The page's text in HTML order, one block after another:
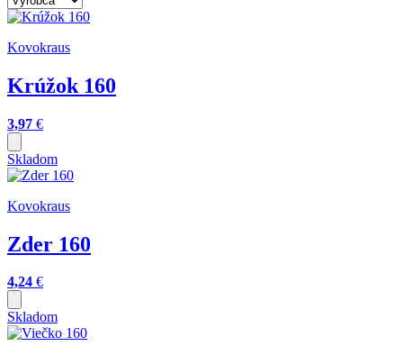
Kovokraus
Krúžok 160
3,97 €
Skladom
Kovokraus
Zder 160
4,24 €
Skladom